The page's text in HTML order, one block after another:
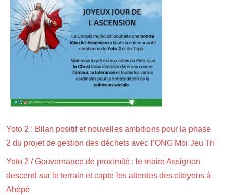
Yoto 2 : Bilan positif et nouvelles ambitions pour la phase
2 du projet de gestion des déchets avec l’ONG Moi Jeu Tri
Yoto 2 / Gouvernance de proximité : le maire Assignon
descend sur le terrain et capte les attentes des citoyens à
Ahépé